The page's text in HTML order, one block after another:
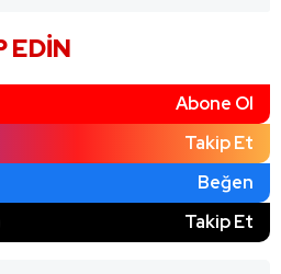
EDIN
Abone Ol
Takip Et
Beğen
Takip Et